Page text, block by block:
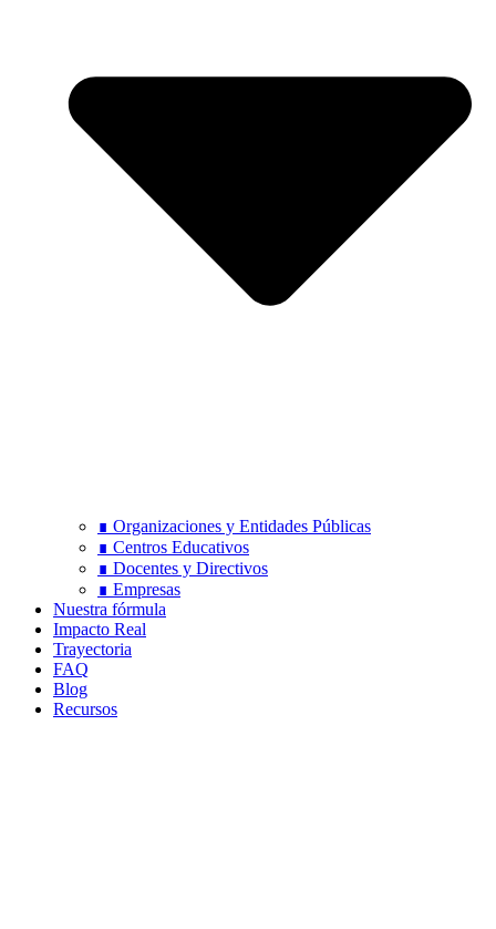
∎ Organizaciones y Entidades Públicas
∎ Centros Educativos
∎ Docentes y Directivos
∎ Empresas
Nuestra fórmula
Impacto Real
Trayectoria
FAQ
Blog
Recursos